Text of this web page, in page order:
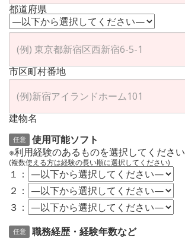
都道府県
市区町村番地
建物名
任意
使用可能ソフト
※利用経験のあるものを選択してください
(複数使える方は経験の長い順に選択してください)
１：
２：
３：
任意 職務経歴・経験年数など